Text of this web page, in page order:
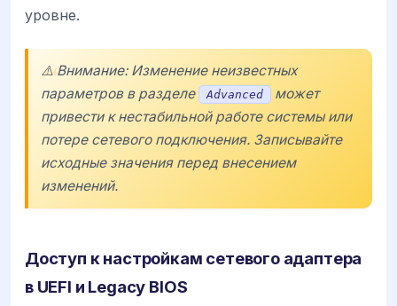
уровне.
⚠️ Внимание: Изменение неизвестных
параметров в разделе
Advanced
может
привести к нестабильной работе системы или
потере сетевого подключения. Записывайте
исходные значения перед внесением
изменений.
Доступ к настройкам сетевого адаптера
в UEFI и Legacy BIOS